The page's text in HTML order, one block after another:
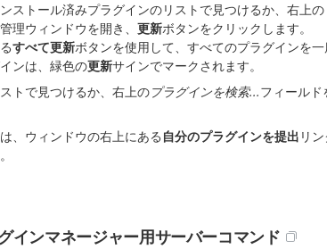
ストール済みプラグインのリストで見つけるか、右上の
理ウィンドウを開き、 更新ボタンをクリックします。
すべて更新ボタンを使用して、すべてのプラグインを一
ンは、緑色の更新サインでマークされます。
トで見つけるか、右上のプラグインを検索...フィール
、ウィンドウの右上にある 自分のプラグインを提出 リ
インマネージャー用サーバーコマンド